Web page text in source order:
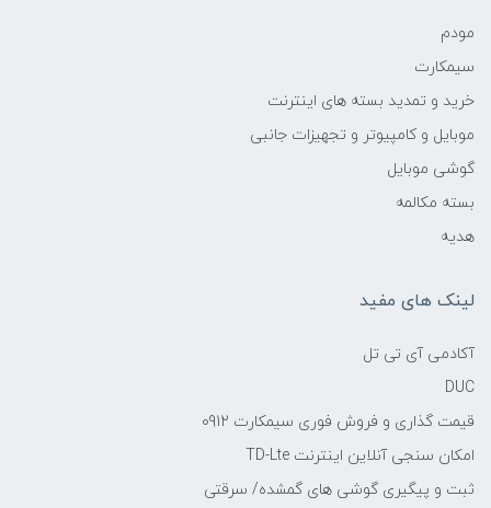
مودم
سیمکارت
خرید و تمدید بسته های اینترنت
موبایل و کامپیوتر و تجهیزات جانبی
گوشی موبایل
بسته مکالمه
هدیه
لینک های مفید
آکادمی آی تی تل
DUC
قیمت گذاری و فروش فوری سیمکارت 0912
امکان سنجی آنلاین اینترنت TD-Lte
ثبت و پیگیری گوشی های گمشده/ سرقتی